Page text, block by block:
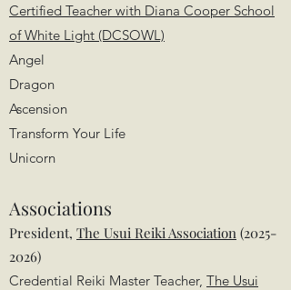
Certified Teacher with Diana Cooper School
of White Light (DCSOWL)
Angel
Dragon
Ascension
Transform Your Life
​Unicorn
Associations
President, The Usui Reiki Association (2025-
2026)
Credential Reiki Master Teacher, The Usui